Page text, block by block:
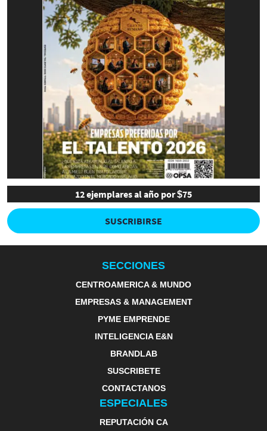
12 ejemplares al año por $75
SUSCRIBIRSE
SECCIONES
CENTROAMERICA & MUNDO
EMPRESAS & MANAGEMENT
PYME EMPRENDE
INTELIGENCIA E&N
BRANDLAB
SUSCRIBETE
CONTACTANOS
ESPECIALES
REPUTACIÓN CA